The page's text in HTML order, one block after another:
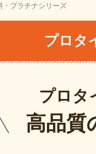
・プラチナシリーズ
プロタ
プロタ
高品質